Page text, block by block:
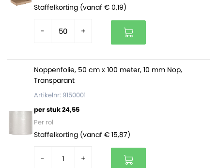
Staffelkorting (vanaf € 0,19)
- +
Noppenfolie, 50 cm x 100 meter, 10 mm Nop,
Transparant
Artikelnr: 9150001
per stuk 24,55
Per rol
Staffelkorting (vanaf € 15,87)
- +